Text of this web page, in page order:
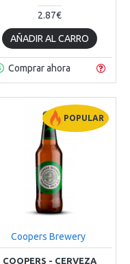
2.87€
AÑADIR AL CARRO
Comprar ahora
POPULAR
Coopers Brewery
COOPERS - CERVEZA